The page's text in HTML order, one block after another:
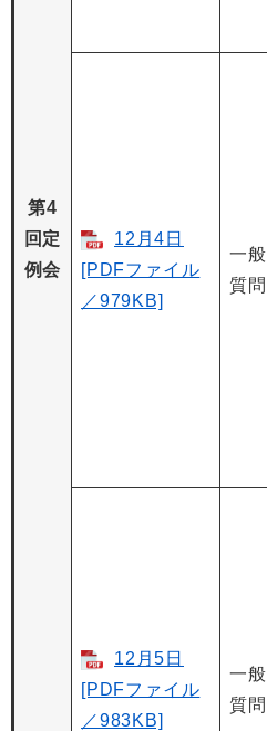
第4
回定
例会
12月4日
[PDFファイル
／979KB]
一般
質問
12月5日
[PDFファイル
／983KB]
一般
質問